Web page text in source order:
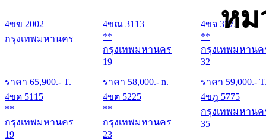
หม
4ขข 2002
กรุงเทพมหานคร
ราคา 65,900.- T.
4ขณ 3113
**
กรุงเทพมหานคร
19
ราคา 58,000.- n.
4ขจ 3773
**
กรุงเทพมหานค
32
ราคา 59,000.-
4ขด 5115
**
กรุงเทพมหานคร
19
4ขต 5225
**
กรุงเทพมหานคร
23
4ขฎ 5775
กรุงเทพมหานค
35